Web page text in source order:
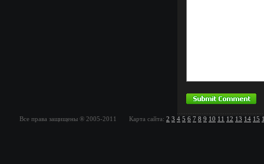
Все права защищены ® 2005-2011 Карта сайта: 2 3 4 5 6 7 8 9 10 11 12 13 14 15